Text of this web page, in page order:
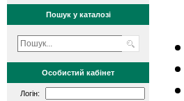
Пошук у каталозі
Особистий кабінет
Логін: